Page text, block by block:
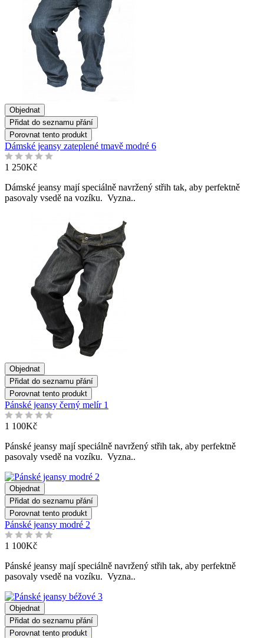
Objednat
Přidat do seznamu přání
Porovnat tento produkt
Dámské jeansy zateplené tmavě modré 6
1 250Kč
Dámské jeansy mají speciálně navržený střih tak, aby perfektně
pasovaly vsedě na vozíku. Vyzna..
Objednat
Přidat do seznamu přání
Porovnat tento produkt
Pánské jeansy černý melír 1
1 100Kč
Pánské jeansy mají speciálně navržený střih tak, aby perfektně
pasovaly vsedě na vozíku. Vyzna..
Objednat
Přidat do seznamu přání
Porovnat tento produkt
Pánské jeansy modré 2
1 100Kč
Pánské jeansy mají speciálně navržený střih tak, aby perfektně
pasovaly vsedě na vozíku. Vyzna..
Objednat
Přidat do seznamu přání
Porovnat tento produkt